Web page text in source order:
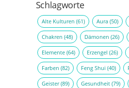
Schlagworte
Alte Kulturen (61) Aura(50)
Chakren (48) Dämonen (26)
Elemente(64) Erzengel (26)
Farben (82) Feng Shui (40)
Geister(89) Gesundheit(79)